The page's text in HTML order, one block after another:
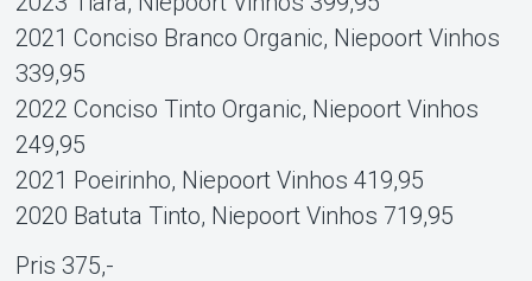
2021 Conciso Branco Organic, Niepoort Vinhos
339,95
2022 Conciso Tinto Organic, Niepoort Vinhos
249,95
2021 Poeirinho, Niepoort Vinhos 419,95
2020 Batuta Tinto, Niepoort Vinhos 719,95
Pris 375,-